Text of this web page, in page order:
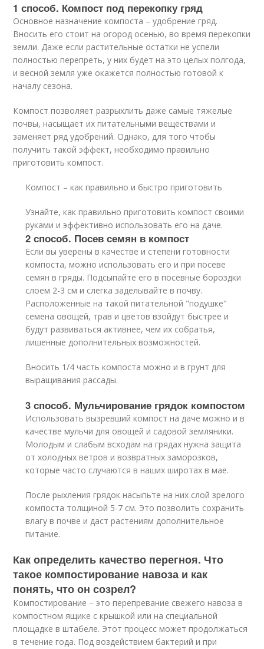
1 способ. Компост под перекопку гряд
Основное назначение компоста – удобрение гряд.
Вносить его стоит на огород осенью, во время перекопки
земли. Даже если растительные остатки не успели
полностью перепреть, у них будет на это целых полгода,
и весной земля уже окажется полностью готовой к
началу сезона.
Компост позволяет разрыхлить даже самые тяжелые
почвы, насыщает их питательными веществами и
заменяет ряд удобрений. Однако, для того чтобы
получить такой эффект, необходимо правильно
приготовить компост.
Компост – как правильно и быстро приготовить
Узнайте, как правильно приготовить компост своими
руками и эффективно использовать его на даче.
2 способ. Посев семян в компост
Если вы уверены в качестве и степени готовности
компоста, можно использовать его и при посеве
семян в гряды. Подсыпайте его в посевные бороздки
слоем 2-3 см и слегка заделывайте в почву.
Расположенные на такой питательной "подушке"
семена овощей, трав и цветов взойдут быстрее и
будут развиваться активнее, чем их собратья,
лишенные дополнительных возможностей.
Вносить 1/4 часть компоста можно и в грунт для
выращивания рассады.
3 способ. Мульчирование грядок компостом
Использовать вызревший компост на даче можно и в
качестве мульчи для овощей и садовой земляники.
Молодым и слабым всходам на грядах нужна защита
от холодных ветров и возвратных заморозков,
которые часто случаются в наших широтах в мае.
После рыхления грядок насыпьте на них слой зрелого
компоста толщиной 5-7 см. Это позволить сохранить
влагу в почве и даст растениям дополнительное
питание.
Как определить качество перегноя. Что
такое компостирование навоза и как
понять, что он созрел?
Компостирование – это перепревание свежего навоза в
компостном ящике с крышкой или на специальной
площадке в штабеле. Этот процесс может продолжаться
в течение года. Под воздействием бактерий и при